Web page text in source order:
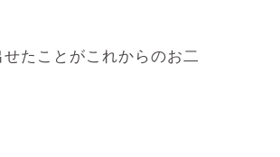
たことがこれからのお二